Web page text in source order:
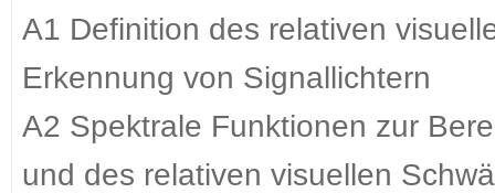
A1 Definition des relativen
Erkennung von Signallichtern
A2 Spektrale Funktionen zur
und des relativen visuellen